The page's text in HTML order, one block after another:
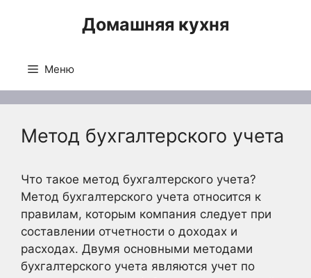
Домашняя кухня
Меню
Метод бухгалтерского учета
Что такое метод бухгалтерского учета?
Метод бухгалтерского учета относится к
правилам, которым компания следует при
составлении отчетности о доходах и
расходах. Двумя основными методами
бухгалтерского учета являются учет по